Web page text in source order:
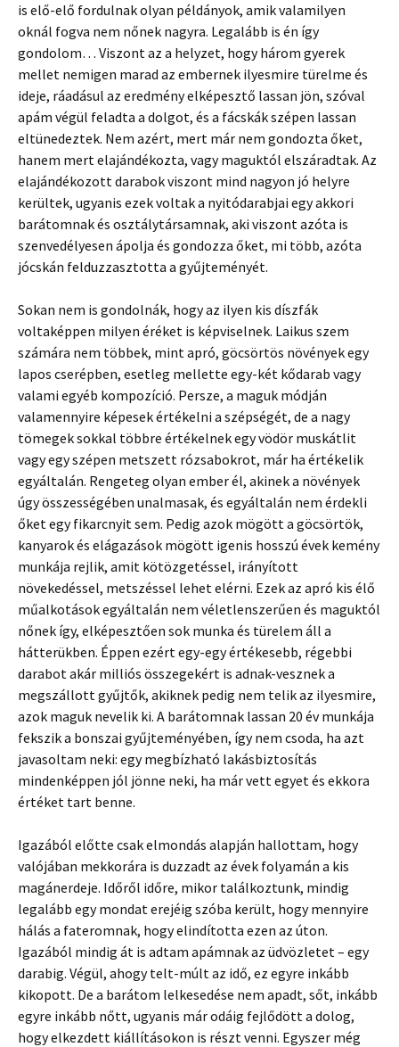
is elő-elő fordulnak olyan példányok, amik valamilyen
oknál fogva nem nőnek nagyra. Legalább is én így
gondolom… Viszont az a helyzet, hogy három gyerek
mellet nemigen marad az embernek ilyesmire türelme és
ideje, ráadásul az eredmény elképesztő lassan jön, szóval
apám végül feladta a dolgot, és a fácskák szépen lassan
eltünedeztek. Nem azért, mert már nem gondozta őket,
hanem mert elajándékozta, vagy maguktól elszáradtak. Az
elajándékozott darabok viszont mind nagyon jó helyre
kerültek, ugyanis ezek voltak a nyitódarabjai egy akkori
barátomnak és osztálytársamnak, aki viszont azóta is
szenvedélyesen ápolja és gondozza őket, mi több, azóta
jócskán felduzzasztotta a gyűjteményét.
Sokan nem is gondolnák, hogy az ilyen kis díszfák
voltaképpen milyen éréket is képviselnek. Laikus szem
számára nem többek, mint apró, göcsörtös növények egy
lapos cserépben, esetleg mellette egy-két kődarab vagy
valami egyéb kompozíció. Persze, a maguk módján
valamennyire képesek értékelni a szépségét, de a nagy
tömegek sokkal többre értékelnek egy vödör muskátlit
vagy egy szépen metszett rózsabokrot, már ha értékelik
egyáltalán. Rengeteg olyan ember él, akinek a növények
úgy összességében unalmasak, és egyáltalán nem érdekli
őket egy fikarcnyit sem. Pedig azok mögött a göcsörtök,
kanyarok és elágazások mögött igenis hosszú évek kemény
munkája rejlik, amit kötözgetéssel, irányított
növekedéssel, metszéssel lehet elérni. Ezek az apró kis élő
műalkotások egyáltalán nem véletlenszerűen és maguktól
nőnek így, elképesztően sok munka és türelem áll a
hátterükben. Éppen ezért egy-egy értékesebb, régebbi
darabot akár milliós összegekért is adnak-vesznek a
megszállott gyűjtők, akiknek pedig nem telik az ilyesmire,
azok maguk nevelik ki. A barátomnak lassan 20 év munkája
fekszik a bonszai gyűjteményében, így nem csoda, ha azt
javasoltam neki: egy megbízható lakásbiztosítás
mindenképpen jól jönne neki, ha már vett egyet és ekkora
értéket tart benne.
Igazából előtte csak elmondás alapján hallottam, hogy
valójában mekkorára is duzzadt az évek folyamán a kis
magánerdeje. Időről időre, mikor találkoztunk, mindig
legalább egy mondat erejéig szóba került, hogy mennyire
hálás a fateromnak, hogy elindította ezen az úton.
Igazából mindig át is adtam apámnak az üdvözletet – egy
darabig. Végül, ahogy telt-múlt az idő, ez egyre inkább
kikopott. De a barátom lelkesedése nem apadt, sőt, inkább
egyre inkább nőtt, ugyanis már odáig fejlődött a dolog,
hogy elkezdett kiállításokon is részt venni. Egyszer még